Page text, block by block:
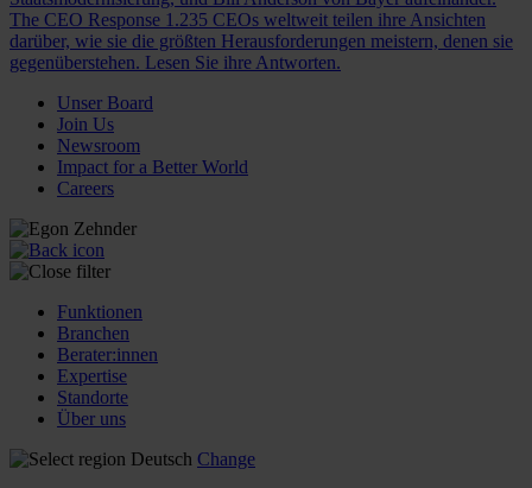
The CEO Response 1.235 CEOs weltweit teilen ihre Ansichten
darüber, wie sie die größten Herausforderungen meistern, denen sie
gegenüberstehen. Lesen Sie ihre Antworten.
Unser Board
Join Us
Newsroom
Impact for a Better World
Careers
Funktionen
Branchen
Berater:innen
Expertise
Standorte
Über uns
Deutsch Change